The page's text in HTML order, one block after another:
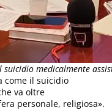
suicidio medicalmente
come il suicidio
va oltre
personale, religiosa».